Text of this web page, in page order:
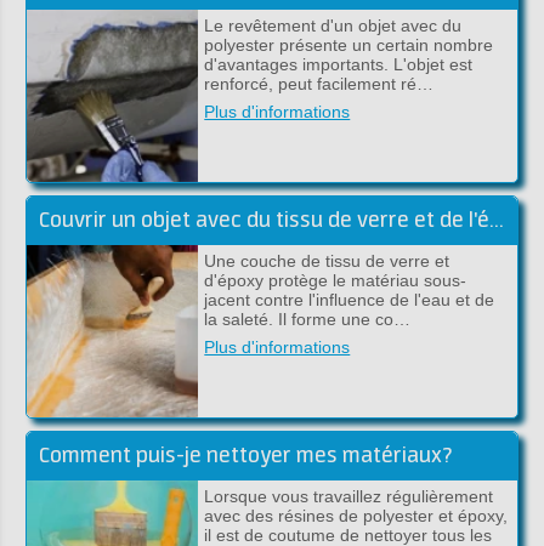
Le revêtement d'un objet avec du
polyester présente un certain nombre
d'avantages importants. L'objet est
renforcé, peut facilement ré…
Plus d'informations
Couvrir un objet avec du tissu de verre et de l'époxy
Une couche de tissu de verre et
d'époxy protège le matériau sous-
jacent contre l'influence de l'eau et de
la saleté. Il forme une co…
Plus d'informations
Comment puis-je nettoyer mes matériaux?
Lorsque vous travaillez régulièrement
avec des résines de polyester et époxy,
il est de coutume de nettoyer tous les